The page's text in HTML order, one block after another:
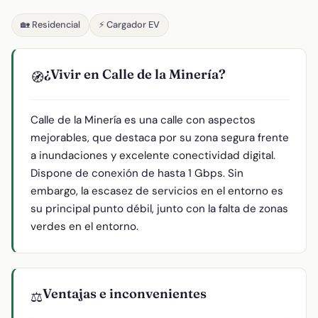
🏡 Residencial ⚡ Cargador EV
🧭¿Vivir en Calle de la Minería?
Calle de la Minería es una calle con aspectos
mejorables, que destaca por su zona segura frente
a inundaciones y excelente conectividad digital.
Dispone de conexión de hasta 1 Gbps. Sin
embargo, la escasez de servicios en el entorno es
su principal punto débil, junto con la falta de zonas
verdes en el entorno.
⚖️Ventajas e inconvenientes